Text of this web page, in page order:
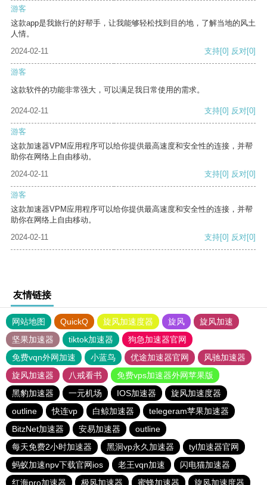
游客
这款app是我旅行的好帮手，让我能够轻松找到目的地，了解当地的风土
人情。
2024-02-11
支持[0] 反对[0]
游客
这款软件的功能非常强大，可以满足我日常使用的需求。
2024-02-11 支持[0] 反对[0]
游客
这款加速器VPM应用程序可以给你提供最高速度和安全性的连接，并帮
助你在网络上自由移动。
2024-02-11
支持[0] 反对[0]
游客
这款加速器VPM应用程序可以给你提供最高速度和安全性的连接，并帮
助你在网络上自由移动。
2024-02-11
支持[0] 反对[0]
友情链接
网站地图 QuickQ 旋风加速度器 旋风
旋风加速
坚果加速器
tiktok加速器
狗急加速器官网
免费vqn外网加速
小蓝鸟 优途加速器官网
风驰加速器
旋风加速器
八戒看书
免费vps加速器外网苹果版
黑豹加速器
一元机场 IOS加速器
旋风加速度器
outline
快连vp 白鲸加速器
telegeram苹果加速器
BitzNet加速器
安易加速器
outline
每天免费2小时加速器
黑洞vp永久加速器
tyl加速器官网
蚂蚁加速npv下载官网ios
老王vqn加速
闪电猫加速器
红海pro加速器
极风加速器 蜜蜂加速器 旋风加速度器